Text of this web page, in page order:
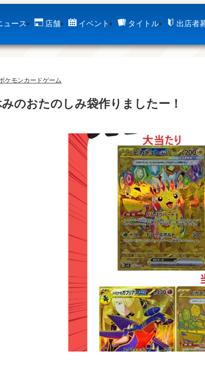
ュース 店舗 イベント タイトル 出店者
ケモンカードゲーム
のおたのしみ袋作りましたー！